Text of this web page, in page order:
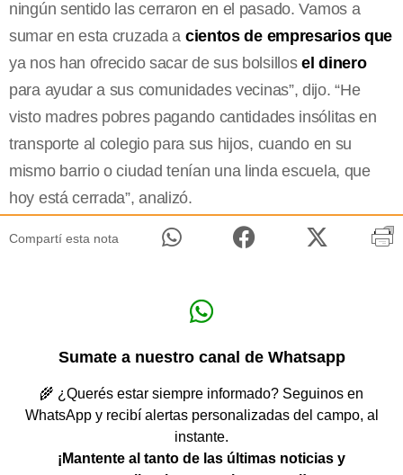
ningún sentido las cerraron en el pasado. Vamos a
sumar en esta cruzada a cientos de empresarios que
ya nos han ofrecido sacar de sus bolsillosel dinero
para ayudar a sus comunidades vecinas”, dijo. “He
visto madres pobres pagando cantidades insólitas en
transporte al colegio para sus hijos, cuando en su
mismo barrio o ciudad tenían una linda escuela, que
hoy está cerrada”, analizó.
Compartí esta nota
Sumate a nuestro canal de Whatsapp
🌾 ¿Querés estar siempre informado? Seguinos en
WhatsApp y recibí alertas personalizadas del campo, al
instante.
¡Mantente al tanto de las últimas noticias y